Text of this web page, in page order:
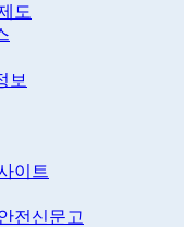
도
보
이트
전신문고